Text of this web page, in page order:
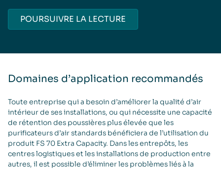
POURSUIVRE LA LECTURE
Domaines d’application recommandés
Toute entreprise qui a besoin d’améliorer la qualité d’air
intérieur de ses installations, ou qui nécessite une capacité
de rétention des poussières plus élevée que les
purificateurs d’air standards bénéficiera de l’utilisation du
produit FS 70 Extra Capacity. Dans les entrepôts, les
centres logistiques et les installations de production entre
autres, il est possible d’éliminer les problèmes liés à la